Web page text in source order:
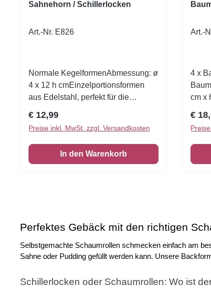
Sahnehorn / Schillerlocken
Art.-Nr. E826
Normale KegelformenAbmessung: ø
4 x 12 h cmEinzelportionsformen
aus Edelstahl, perfekt für die
herzhaften Zapfen. Packung mit 8
Stück.
Regulärer Preis:
€ 12,99
Preise inkl. MwSt. zzgl. Versandkosten
In den Warenkorb
Art.-
4 x
cm x
von
€
Perfektes Gebäck mit den richtigen
Selbstgemachte Schaumrollen schmecken einfach am
Sahne oder Pudding gefüllt werden kann. Unsere
Schillerlocken oder Schaumrollen: Wo ist